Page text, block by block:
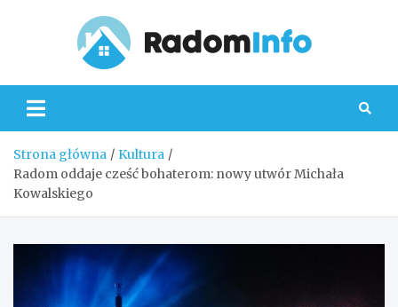
Strona główna
Kultura
Radom oddaje cześć bohaterom: nowy utwór Michała
Kowalskiego